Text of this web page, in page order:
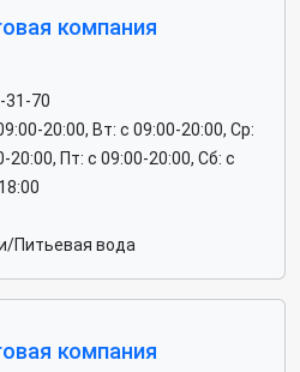
компания
31-70
20:00, Вт: c 09:00-20:00, Ср:
20:00, Пт: c 09:00-20:00, Сб: c
Питьевая вода
компания